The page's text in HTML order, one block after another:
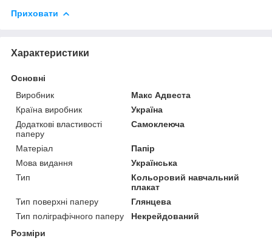
Приховати
Характеристики
Основні
Виробник
Макс Адвеста
Країна виробник
Україна
Додаткові властивості
паперу
Самоклеюча
Матеріал
Папір
Мова видання
Українська
Тип
Кольоровий навчальний
плакат
Тип поверхні паперу
Глянцева
Тип поліграфічного паперу
Некрейдований
Розміри